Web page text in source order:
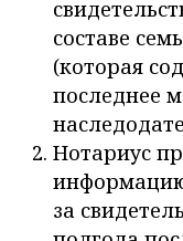
составе
(которая
последнее
Нотариус
за